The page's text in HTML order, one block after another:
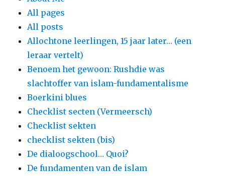
All pages
All posts
Allochtone leerlingen, 15 jaar later… (een
leraar vertelt)
Benoem het gewoon: Rushdie was
slachtoffer van islam-fundamentalisme
Boerkini blues
Checklist secten (Vermeersch)
Checklist sekten
checklist sekten (bis)
De dialoogschool… Quoi?
De fundamenten van de islam